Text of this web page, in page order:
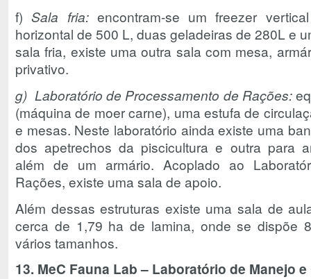
f)Sala fria:encontram-se um freezer
horizontal de 500 L, duas geladeiras de 280L e
sala fria, existe uma outra sala com mesa,
privativo.
g) Laboratório de Processamento de Rações:
(máquina de moer carne), uma estufa de
e mesas. Neste laboratório ainda existe uma
dos apetrechos da piscicultura e outra para
além de um armário. Acoplado ao
Rações, existe uma sala de apoio.
Além dessas estruturas existe uma sala de
cerca de 1,79 ha de lamina, onde se dispõe
vários tamanhos.
13. MeC Fauna Lab – Laboratório de Manejo